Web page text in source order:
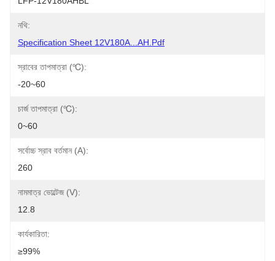
নথি:
Specification Sheet 12V180A...AH.pdf
স্রাবের তাপমাত্রা (℃):
-20~60
চার্জ তাপমাত্রা (℃):
0~60
সর্বোচ্চ স্রাব বর্তমান (A):
260
নামমাত্র ভোল্টেজ (V):
12.8
কার্যকারিতা:
≥99%